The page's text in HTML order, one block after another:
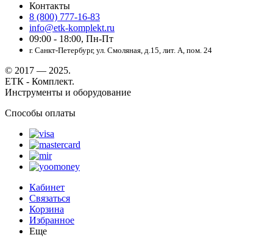
Контакты
8 (800) 777-16-83
info@etk-komplekt.ru
09:00 - 18:00, Пн-Пт
г. Санкт-Петербург, ул. Смоляная, д.15, лит. А, пом. 24
© 2017 — 2025.
ЕТК - Комплект.
Инструменты и оборудование
Способы оплаты
Кабинет
Связаться
Корзина
Избранное
Еще